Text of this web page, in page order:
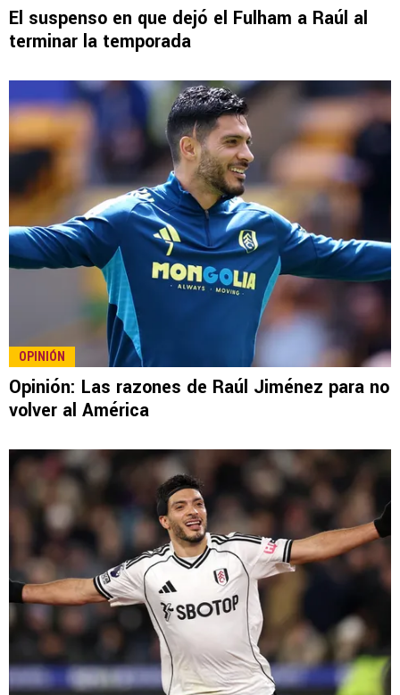
El suspenso en que dejó el Fulham a Raúl al
terminar la temporada
OPINIÓN
Opinión: Las razones de Raúl Jiménez para no
volver al América